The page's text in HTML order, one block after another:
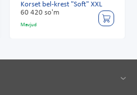
Korset bel-krest "Soft" XXL
60 420 so'm
Mavjud